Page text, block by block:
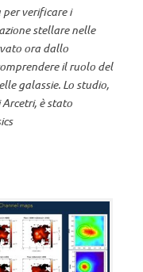
verificare i
stellare nelle
ora dallo
il ruolo del
galassie. Lo studio,
è stato